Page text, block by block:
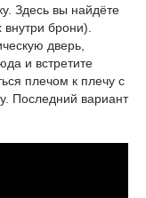
Здесь вы найдёте
брони).
дверь,
и встретите
плечом к плечу с
Последний вариант